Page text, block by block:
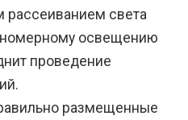
рассеиванием света
освещению
проведение
размещенные